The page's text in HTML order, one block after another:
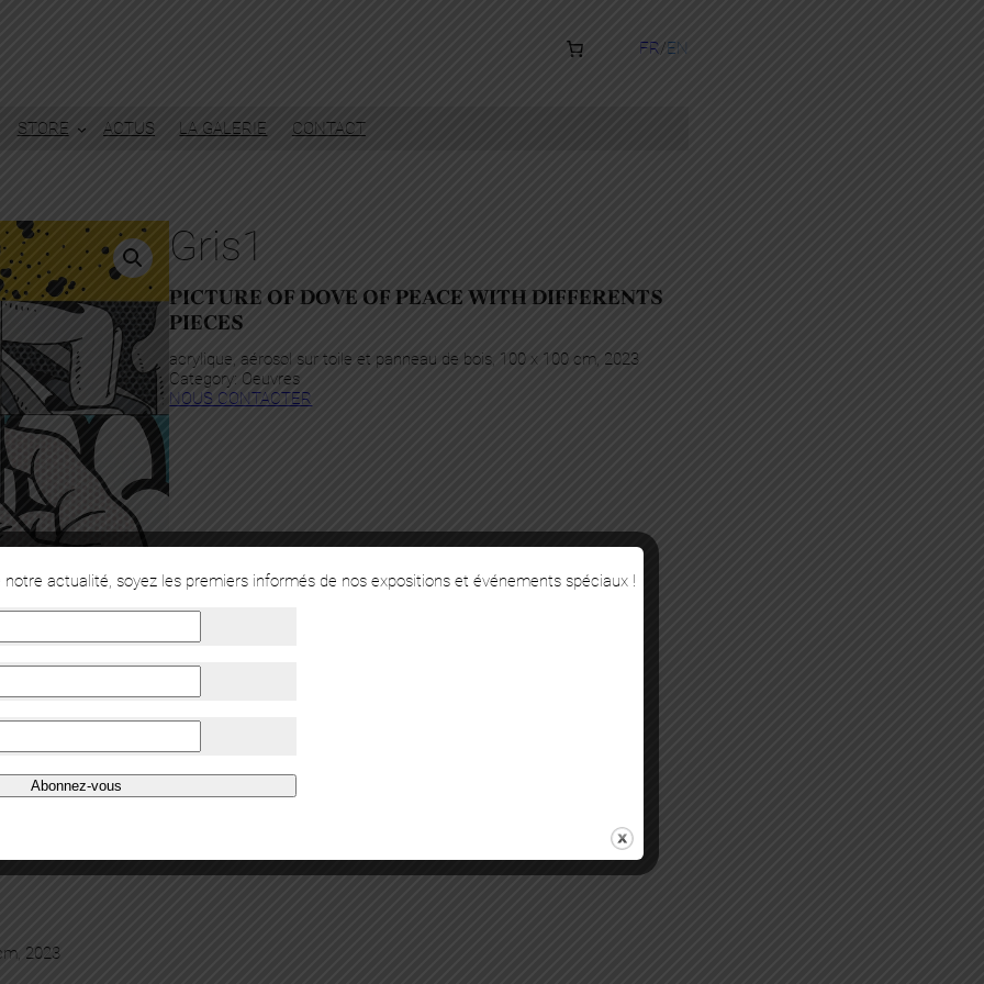
FR EN
STORE ACTUS LA GALERIE CONTACT
Gris1
PICTURE OF DOVE OF PEACE WITH DIFFERENTS
PIECES
acrylique, aérosol sur toile et panneau de bois, 100 x 100 cm, 2023
Category: Oeuvres
NOUS CONTACTER
2023
actualité, soyez les premiers informés de nos expositions et événements spéciaux !
Abonnez-vous